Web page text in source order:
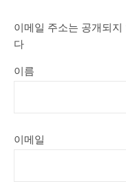
이메일 주소는 공개되지
다
이름
이메일